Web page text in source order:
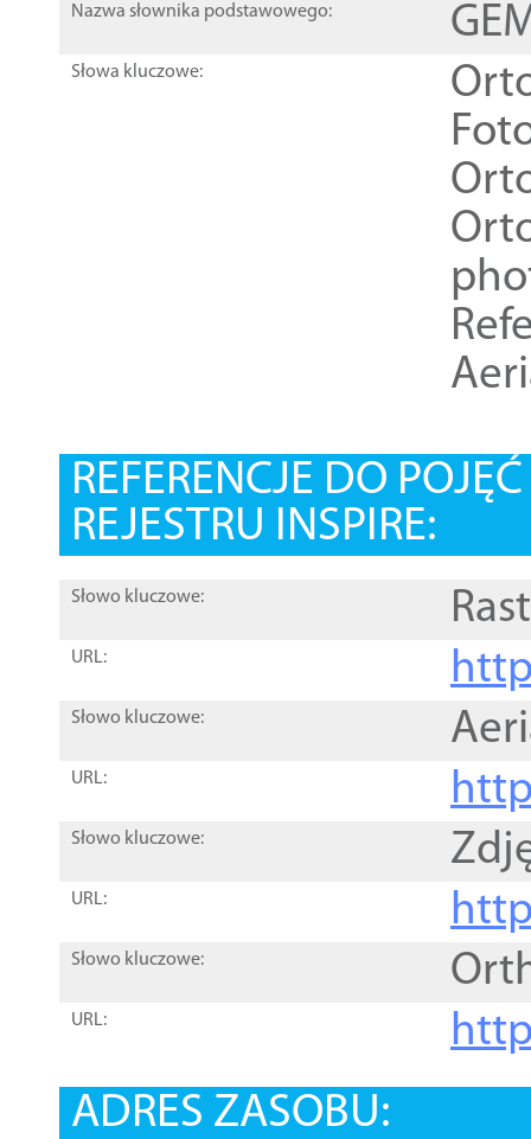
Nazwa słownika podstawowego:
Słowa kluczowe:
REFERENCJE DO
REJESTRU INSPIRE:
Słowo kluczowe:
URL:
Słowo kluczowe:
URL:
Słowo kluczowe:
URL:
Słowo kluczowe:
URL:
ADRES ZASOBU: